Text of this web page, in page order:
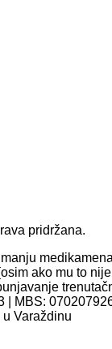
pridržana.
ako mu to
| MBS:
Varaždinu